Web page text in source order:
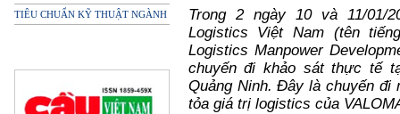
TIÊU CHUẨN KỸ THUẬT NGÀNH
Trong 2 ngày 10 và 11/01/
Logistics Việt Nam (tên
Logistics Manpower
chuyến đi khảo sát thực tế
Quảng Ninh. Đây là chuyến đi
tỏa giá trị logistics của